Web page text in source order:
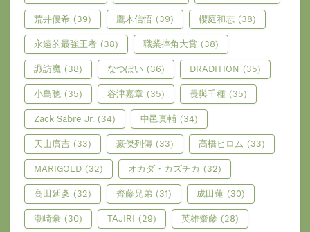
荒井優希 (39) 鷹木信悟 (39) 櫻庭和志 (38)
永遠的最強王者 (38) 職業摔角大賞 (38)
諏訪魔 (38) なつぽい (36) DRADITION (35)
小島聰 (35) 谷津嘉章 (35) 長與千種 (35)
Zack Sabre Jr. (34) 中邑真輔 (34)
天山廣吉 (33) 豪傑列傳 (33) 高橋ヒロム (33)
MARIGOLD (32) オカダ・カズチカ (32)
高田延彥 (32) 齊藤兄弟 (31) 成田蓮 (30)
潮崎豪 (30) TAJIRI (29) 英雄齋藤 (28)